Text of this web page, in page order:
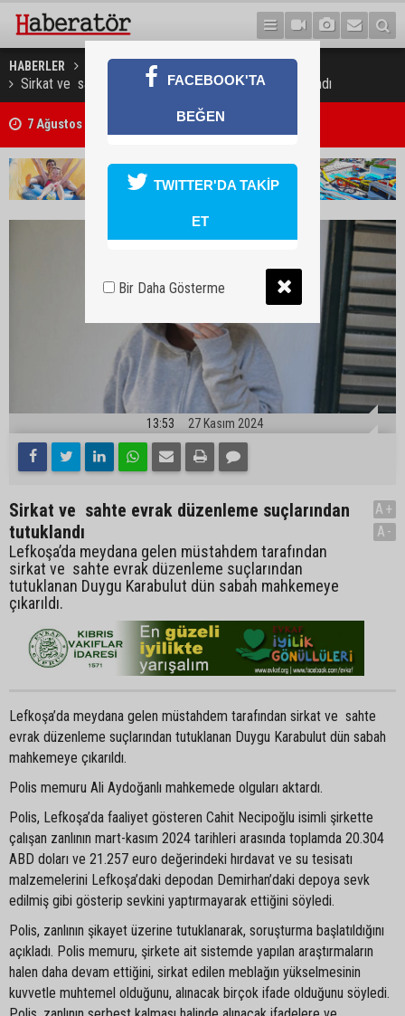
HABERLER GÜNDEM
Sirkat ve sahte evrak düzenleme suçlarından tutuklandı
7 Ağustos 2026 Döviz Kurları
13:53 27 Kasım 2024
Sirkat ve sahte evrak düzenleme suçlarından
tutuklandı
Lefkoşa’da meydana gelen müstahdem tarafından
sirkat ve sahte evrak düzenleme suçlarından
tutuklanan Duygu Karabulut dün sabah mahkemeye
çıkarıldı.
A+
A-
Lefkoşa’da meydana gelen müstahdem tarafından sirkat ve sahte
evrak düzenleme suçlarından tutuklanan Duygu Karabulut dün sabah
mahkemeye çıkarıldı.
Polis memuru Ali Aydoğanlı mahkemede olguları aktardı.
Polis, Lefkoşa’da faaliyet gösteren Cahit Necipoğlu isimli şirkette
çalışan zanlının mart-kasım 2024 tarihleri arasında toplamda 20.304
ABD doları ve 21.257 euro değerindeki hırdavat ve su tesisatı
malzemelerini Lefkoşa’daki depodan Demirhan’daki depoya sevk
edilmiş gibi gösterip sevkini yaptırmayarak ettiğini söyledi.
Polis, zanlının şikayet üzerine tutuklanarak, soruşturma başlatıldığını
açıkladı. Polis memuru, şirkete ait sistemde yapılan araştırmaların
halen daha devam ettiğini, sirkat edilen meblağın yükselmesinin
kuvvetle muhtemel olduğunu, alınacak birçok ifade olduğunu söyledi.
FACEBOOK'TA
BEĞEN
TWITTER'DA TAKİP
ET
Bir Daha Gösterme